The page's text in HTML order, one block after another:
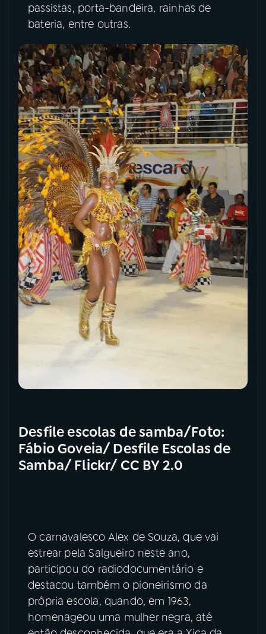
passistas, porta-bandeira, rainhas de
bateria, entre outras.
Desfile escolas de samba/Foto:
Fábio Goveia/ Desfile Escolas de
Samba/ Flickr/ CC BY 2.0
O carnavalesco Alex de Souza, que vai
estrear pela Salgueiro neste ano,
participou do radiodocumentário e
destacou também o pioneirismo da
própria escola, quando, em 1963,
homenageou uma mulher negra, até